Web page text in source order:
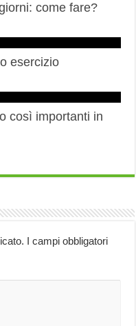
come fare?
esercizio
così importanti in
I campi obbligatori